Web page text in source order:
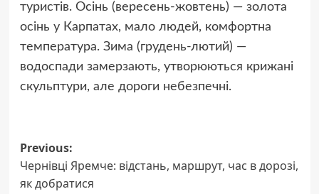
туристів. Осінь (вересень-жовтень) — золота
осінь у Карпатах, мало людей, комфортна
температура. Зима (грудень-лютий) —
водоспади замерзають, утворюються крижані
скульптури, але дороги небезпечні.
Post
navigation
Previous:
Чернівці Яремче: відстань, маршрут, час в дорозі,
як добратися